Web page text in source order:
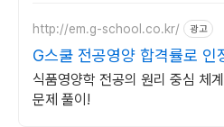
http://em.g-school.co.kr/ 광고
G스쿨 전공영양 합격률로 인
식품영양학 전공의 원리 중심 체
문제 풀이!